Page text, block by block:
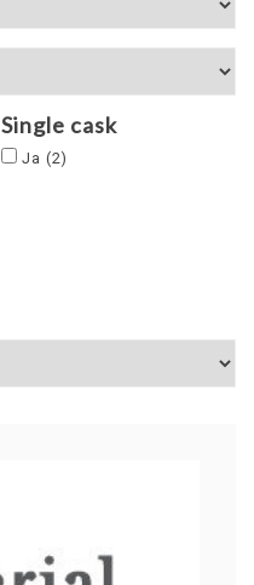
Single cask
Ja (2)